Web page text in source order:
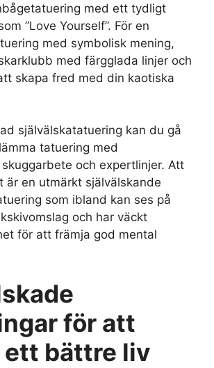
med ett tydligt
”Love Yourself”. För en
med symbolisk mening,
med färgglada linjer och
skapa fred med din kaotiska
självälskatatuering kan du gå
tatuering med
och expertlinjer. Att
är en utmärkt självälskande
som ibland kan ses på
och har väckt
för att främja god mental
för att
ett bättre liv